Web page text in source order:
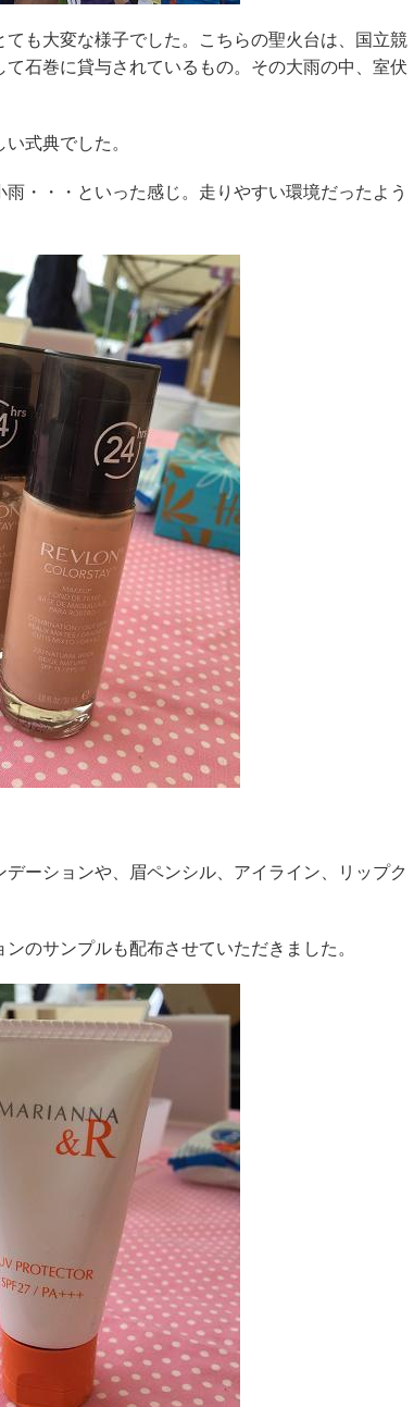
も大変な様子でした。こちらの聖火台は、国立競
石巻に貸与されているもの。その大雨の中、室伏
式典でした。
・・・といった感じ。走りやすい環境だったよう
ーションや、眉ペンシル、アイライン、リップク
のサンプルも配布させていただきました。